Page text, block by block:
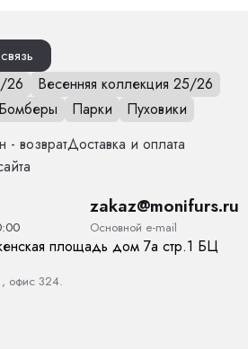
26
Весенняя коллекция 25/26
Бомберы Парки
Пуховики
- возвратДоставка и оплата
zakaz@monifurs.ru
Основной е-mail
площадь дом 7а стр.1 БЦ
офис 324.